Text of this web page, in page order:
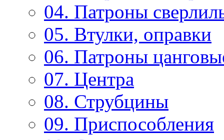
04. Патроны
05. Втулки, оправки
06. Патроны
07. Центра
08. Струбцины
09. Приспособления